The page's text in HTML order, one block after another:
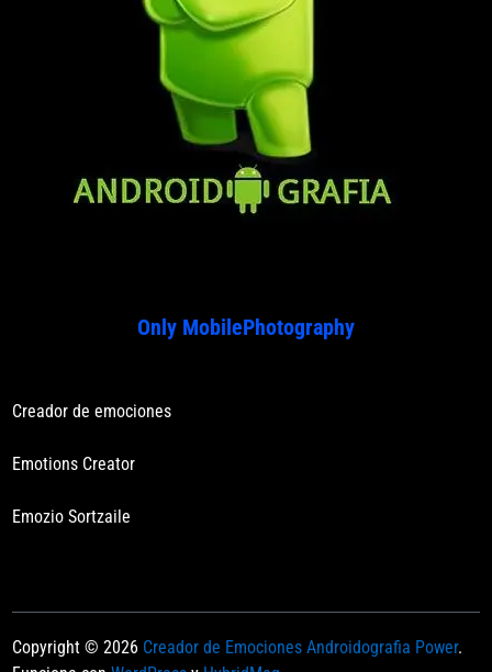
Only MobilePhotography
Creador de emociones
Emotions Creator
Emozio Sortzaile
Copyright © 2026 Creador de Emociones Androidografia Power.